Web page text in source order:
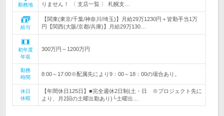
勤務地
りません！ 〈 支店一覧 〉 札幌支…
給与
【関東(東京/千葉/神奈川/埼玉)】月給29万1230円＋皆勤手当1万
円【関西(大阪/京都/兵庫)】月給29万130…
初年度
年収
300万円～1200万円
勤務
時間
8:00～17:00※配属先により9：00～18：00の場合あり。
休日
休暇
【年間休日125日】■完全週休2日制(土・日 ※プロジェクト先に
より、月2回の土曜出勤あり)└土曜出…